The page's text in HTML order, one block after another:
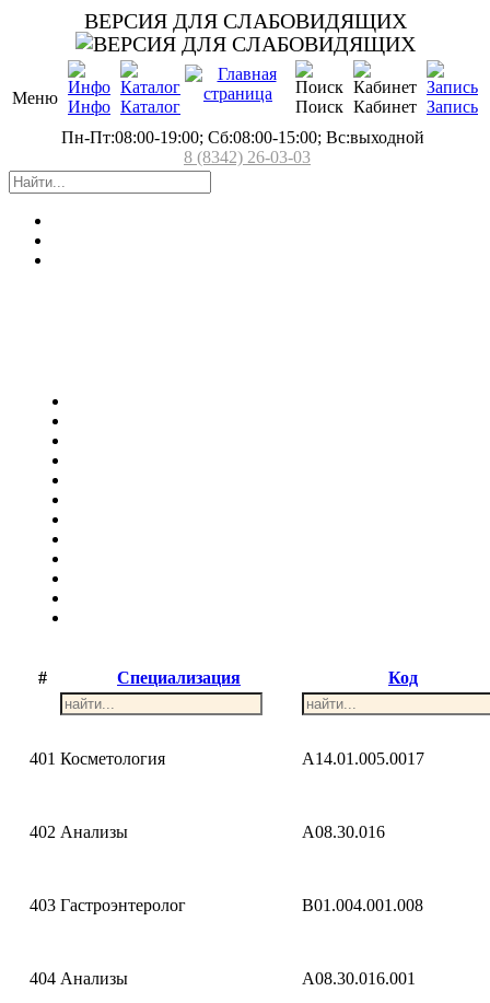
ВЕРСИЯ ДЛЯ СЛАБОВИДЯЩИХ
Меню Инфо Каталог Поиск Кабинет Запись
Пн-Пт:08:00-19:00; Сб:08:00-15:00; Вс:выходной
8 (8342) 26-03-03
# Специализация Код
401 Косметология A14.01.005.0017
402 Анализы A08.30.016
403 Гастроэнтеролог B01.004.001.008
404 Анализы A08.30.016.001